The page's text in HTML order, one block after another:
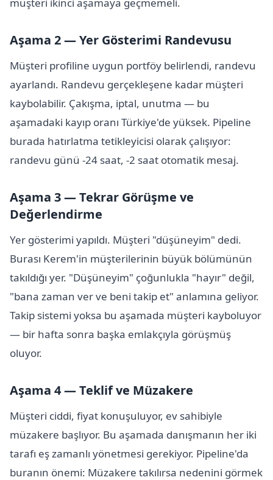
Aşama 2 — Yer Gösterimi Randevusu
Müşteri profiline uygun portföy belirlendi, randevu
ayarlandı. Randevu gerçekleşene kadar müşteri
kaybolabilir. Çakışma, iptal, unutma — bu
aşamadaki kayıp oranı Türkiye'de yüksek. Pipeline
burada hatırlatma tetikleyicisi olarak çalışıyor:
randevu günü -24 saat, -2 saat otomatik mesaj.
Aşama 3 — Tekrar Görüşme ve
Değerlendirme
Yer gösterimi yapıldı. Müşteri "düşüneyim" dedi.
Burası Kerem'in müşterilerinin büyük bölümünün
takıldığı yer. "Düşüneyim" çoğunlukla "hayır" değil,
"bana zaman ver ve beni takip et" anlamına geliyor.
Takip sistemi yoksa bu aşamada müşteri kayboluyor
— bir hafta sonra başka emlakçıyla görüşmüş
oluyor.
Aşama 4 — Teklif ve Müzakere
Müşteri ciddi, fiyat konuşuluyor, ev sahibiyle
müzakere başlıyor. Bu aşamada danışmanın her iki
tarafı eş zamanlı yönetmesi gerekiyor. Pipeline'da
buranın önemi: Müzakere takılırsa nedenini görmek